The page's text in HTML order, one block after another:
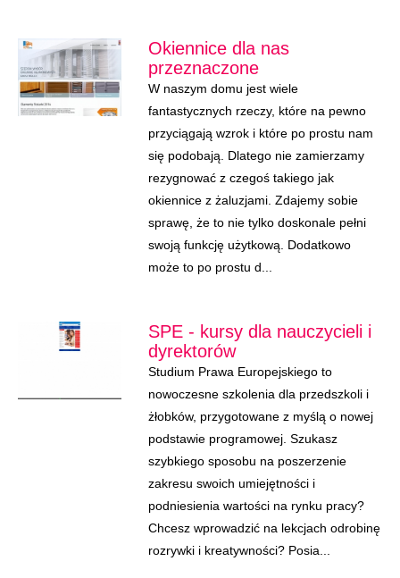
Okiennice dla nas
przeznaczone
W naszym domu jest wiele
fantastycznych rzeczy, które na pewno
przyciągają wzrok i które po prostu nam
się podobają. Dlatego nie zamierzamy
rezygnować z czegoś takiego jak
okiennice z żaluzjami. Zdajemy sobie
sprawę, że to nie tylko doskonale pełni
swoją funkcję użytkową. Dodatkowo
może to po prostu d...
SPE - kursy dla nauczycieli i
dyrektorów
Studium Prawa Europejskiego to
nowoczesne szkolenia dla przedszkoli i
żłobków, przygotowane z myślą o nowej
podstawie programowej. Szukasz
szybkiego sposobu na poszerzenie
zakresu swoich umiejętności i
podniesienia wartości na rynku pracy?
Chcesz wprowadzić na lekcjach odrobinę
rozrywki i kreatywności? Posia...